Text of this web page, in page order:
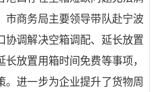
市商务局主要领导带队赴宁波
协调解决空箱调配、延长放置
长放置用箱时间免费等事项，
。进一步为企业提升了货物周